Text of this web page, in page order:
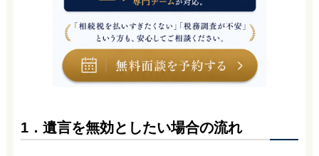
1．遺言を無効としたい場合の流れ